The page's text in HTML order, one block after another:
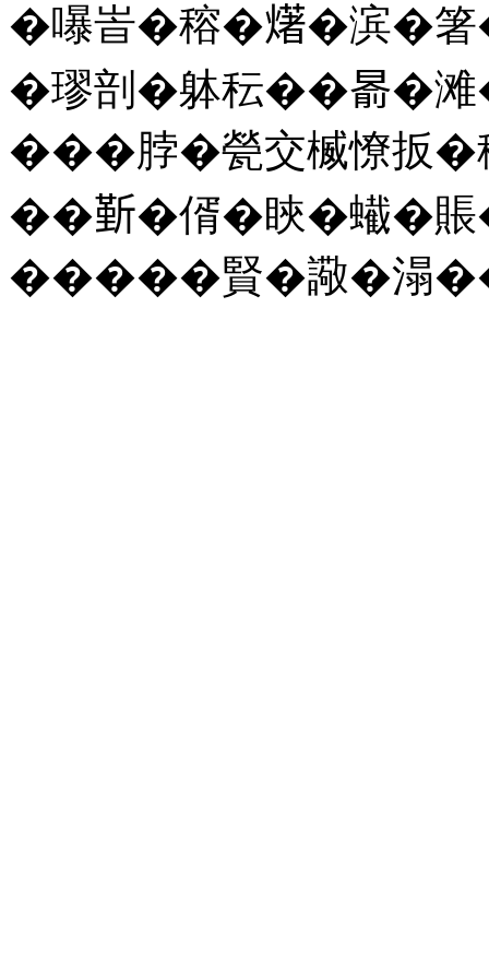
�嚗峕�穃�𤏸�滨�
�璆剖�躰秐��𣈯�
���脖�甇交楲憭扳
��𣂷�偦�䀹�蠘�賬
�����賢�䜘�溻